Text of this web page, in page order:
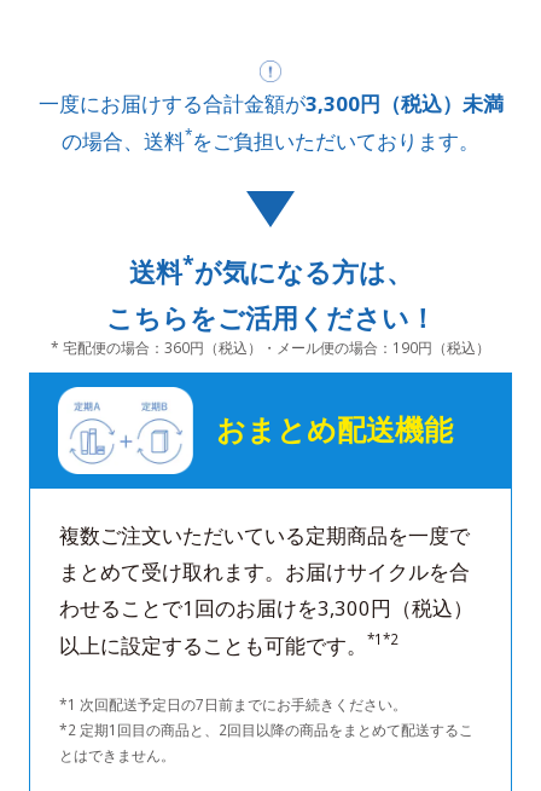
一度にお届けする合計金額が3,300円（税込）未満
の場合、送料*をご負担いただいております。
送料*が気になる方は、
こちらをご活用ください！
* 宅配便の場合：360円（税込）・メール便の場合：190円（税込）
おまとめ配送機能
複数ご注文いただいている定期商品を一度で
まとめて受け取れます。お届けサイクルを合
わせることで1回のお届けを3,300円（税込）
以上に設定することも可能です。
*1*2
*1 次回配送予定日の7日前までにお手続きください。
*2 定期1回目の商品と、2回目以降の商品をまとめて配送するこ
とはできません。